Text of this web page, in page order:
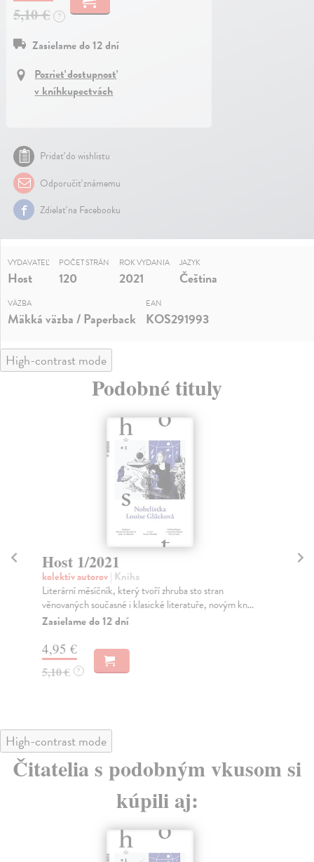
5,10 €
?
Zasielame do 12 dní
Pozrieť dostupnosť
v kníhkupectvách
Pridať do wishlistu
Odporučiť známemu
Zdielať na Facebooku
VYDAVATEĽ
Host
POČET STRÁN
120
ROK VYDANIA
2021
JAZYK
Čeština
VÄZBA
Mäkká väzba / Paperback
EAN
KOS291993
High-contrast mode
Podobné tituly
Host 1/2021
kolektív autorov| Kniha
Literární měsíčník, který tvoří zhruba sto stran
věnovaných současné i klasické literatuře, novým kn...
Zasielame do 12 dní
4,95 €
5,10 € ?
High-contrast mode
Čitatelia s podobným vkusom si
kúpili aj: